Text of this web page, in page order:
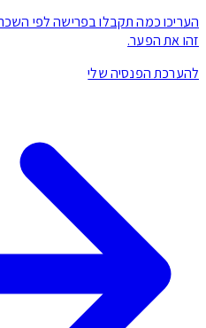
כמה תקבלו בפרישה לפי השכר,
את הפער.
הפנסיה שלי